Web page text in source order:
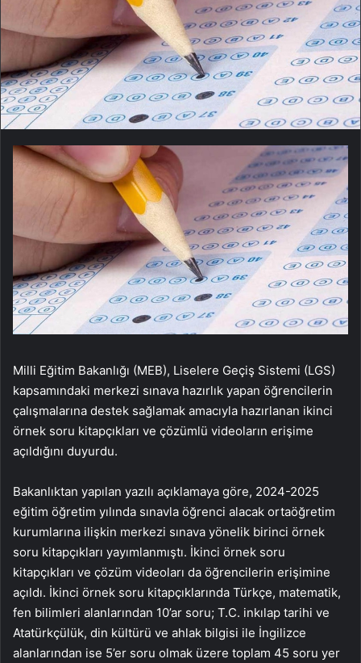
Milli Eğitim Bakanlığı (MEB), Liselere Geçiş Sistemi (LGS)
kapsamındaki merkezi sınava hazırlık yapan öğrencilerin
çalışmalarına destek sağlamak amacıyla hazırlanan ikinci
örnek soru kitapçıkları ve çözümlü videoların erişime
açıldığını duyurdu.
Bakanlıktan yapılan yazılı açıklamaya göre, 2024-2025
eğitim öğretim yılında sınavla öğrenci alacak ortaöğretim
kurumlarına ilişkin merkezi sınava yönelik birinci örnek
soru kitapçıkları yayımlanmıştı. İkinci örnek soru
kitapçıkları ve çözüm videoları da öğrencilerin erişimine
açıldı. İkinci örnek soru kitapçıklarında Türkçe, matematik,
fen bilimleri alanlarından 10’ar soru; T.C. inkılap tarihi ve
Atatürkçülük, din kültürü ve ahlak bilgisi ile İngilizce
alanlarından ise 5’er soru olmak üzere toplam 45 soru yer